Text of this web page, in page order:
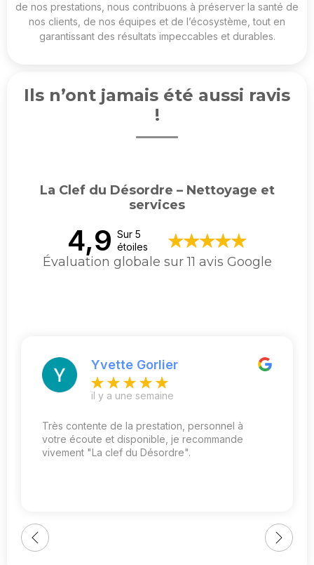
de nos prestations, nous contribuons à préserver la santé de
nos clients, de nos équipes et de l’écosystème, tout en
garantissant des résultats impeccables et durables.
Ils n’ont jamais été aussi ravis
!
La Clef du Désordre – Nettoyage et
services
4,9 Sur 5
étoiles
Évaluation globale sur 11 avis Google
Yvette Gorlier
il y a une semaine
Très contente de la prestation, personnel à
votre écoute et disponible, je recommande
vivement "La clef du Désordre".